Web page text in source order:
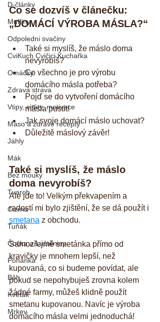
D-články
Muffiny
Odpoledni svačiny
CviKuch Cvičici Kuchařka
Omáčky
Zdravá strava
Vtipy, citáty, motivace
Maso a zdravé recepty
Jáhly
Mák
Bez mouky
Tvaroh
Cizrna
Tuňák
Čočka a Luštěniny
Pohanka
Běh
Květák
Mrkev
Co se dozvíš v článečku:
„DOMÁCÍ VÝROBA MÁSLA?“
Také si myslíš, že máslo doma
nevyrobíš?
Co všechno je pro výrobu
domácího másla potřeba?
Pojď se do vytvoření domácího
másla pustit!
Jak svoje domácí máslo uchovat?
Důležitě máslový závěr!
Také si myslíš, že máslo
doma nevyrobíš?
Ale jde to! Velkým překvapením a
radostí mi bylo zjištění, že se dá použít i
smetana z obchodu.
Samozřejmě smetánka přímo od
kravičky je mnohem lepší, než
kupovaná, co si budeme povídat, ale
pokud se nepohybuješ zrovna kolem
žádné farmy, můžeš klidně použít
smetanu kupovanou. Navíc je výroba
domácího másla velmi jednoduchá!